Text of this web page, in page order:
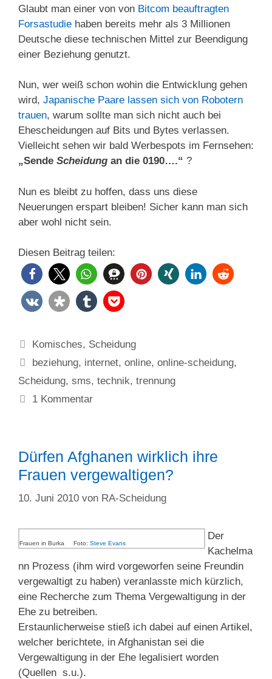
Glaubt man einer von von Bitcom beauftragten
Forsastudie haben bereits mehr als 3 Millionen
Deutsche diese technischen Mittel zur Beendigung
einer Beziehung genutzt.
Nun, wer weiß schon wohin die Entwicklung gehen
wird, Japanische Paare lassen sich von Robotern
trauen, warum sollte man sich nicht auch bei
Ehescheidungen auf Bits und Bytes verlassen.
Vielleicht sehen wir bald Werbespots im Fernsehen:
„Sende Scheidung an die 0190….“ ?
Nun es bleibt zu hoffen, dass uns diese
Neuerungen erspart bleiben! Sicher kann man sich
aber wohl nicht sein.
Diesen Beitrag teilen:
Kategorien
Komisches, Scheidung
Schlagwörter
beziehung, internet,online,online-scheidung,
Scheidung, sms, technik, trennung
1 Kommentar
Dürfen Afghanen wirklich ihre
Frauen vergewaltigen?
10. Juni 2010 von RA-Scheidung
Frauen in Burka Foto: Steve Evans
Der
Kachelma
nn Prozess (ihm wird vorgeworfen seine Freundin
vergewaltigt zu haben) veranlasste mich kürzlich,
eine Recherche zum Thema Vergewaltigung in der
Ehe zu betreiben.
Erstaunlicherweise stieß ich dabei auf einen Artikel,
welcher berichtete, in Afghanistan sei die
Vergewaltigung in der Ehe legalisiert worden
(Quellen s.u.).